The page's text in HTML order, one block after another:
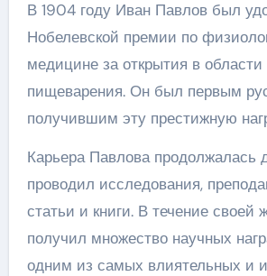
В 1904 году Иван Павлов был
Нобелевской премии по
медицине за открытия в
пищеварения. Он был первым
получившим эту престижную
Карьера Павлова продолжалась
проводил исследования,
статьи и книги. В течение своей
получил множество научных
одним из самых влиятельных и